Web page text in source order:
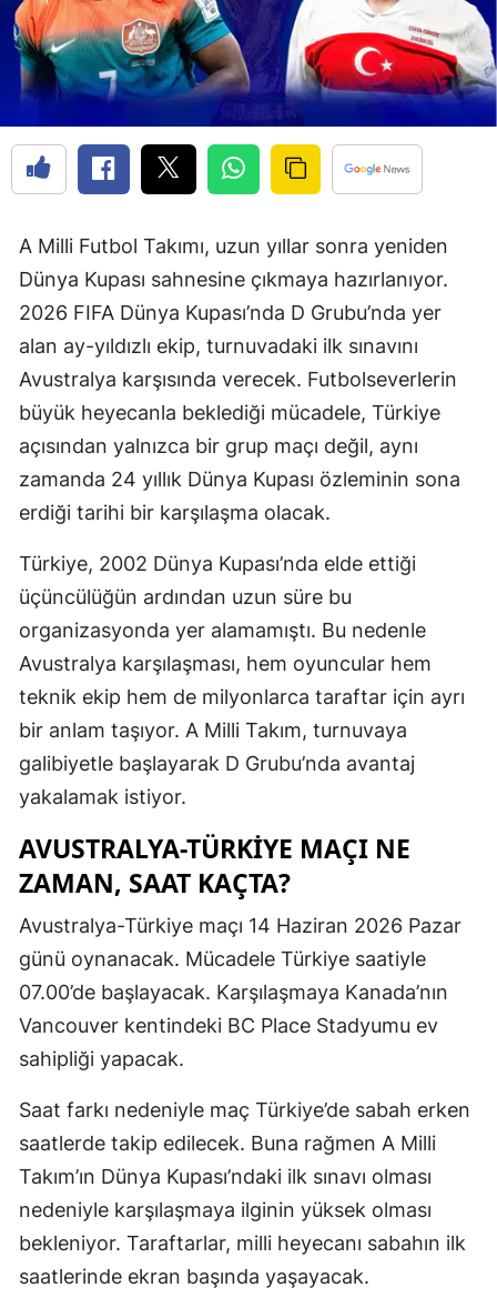
A Milli Futbol Takımı, uzun yıllar sonra yeniden
Dünya Kupası sahnesine çıkmaya hazırlanıyor.
2026 FIFA Dünya Kupası’nda D Grubu’nda yer
alan ay-yıldızlı ekip, turnuvadaki ilk sınavını
Avustralya karşısında verecek. Futbolseverlerin
büyük heyecanla beklediği mücadele, Türkiye
açısından yalnızca bir grup maçı değil, aynı
zamanda 24 yıllık Dünya Kupası özleminin sona
erdiği tarihi bir karşılaşma olacak.
Türkiye, 2002 Dünya Kupası’nda elde ettiği
üçüncülüğün ardından uzun süre bu
organizasyonda yer alamamıştı. Bu nedenle
Avustralya karşılaşması, hem oyuncular hem
teknik ekip hem de milyonlarca taraftar için ayrı
bir anlam taşıyor. A Milli Takım, turnuvaya
galibiyetle başlayarak D Grubu’nda avantaj
yakalamak istiyor.
AVUSTRALYA-TÜRKIYE MAÇI NE
ZAMAN, SAAT KAÇTA?
Avustralya-Türkiye maçı 14 Haziran 2026 Pazar
günü oynanacak. Mücadele Türkiye saatiyle
07.00’de başlayacak. Karşılaşmaya Kanada’nın
Vancouver kentindeki BC Place Stadyumu ev
sahipliği yapacak.
Saat farkı nedeniyle maç Türkiye’de sabah erken
saatlerde takip edilecek. Buna rağmen A Milli
Takım’ın Dünya Kupası’ndaki ilk sınavı olması
nedeniyle karşılaşmaya ilginin yüksek olması
bekleniyor. Taraftarlar, milli heyecanı sabahın ilk
saatlerinde ekran başında yaşayacak.